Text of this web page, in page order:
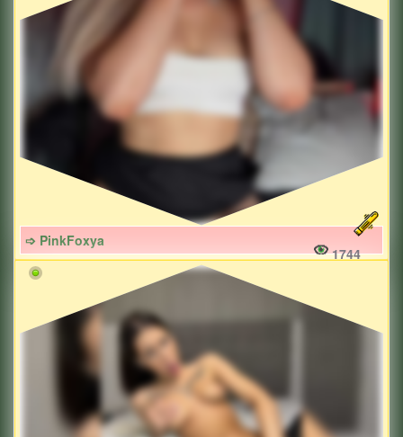
➩ PinkFoxya
1744